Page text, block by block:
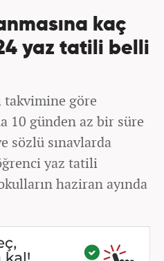
kaç
yaz tatili belli
takvimine göre
10 günden az bir süre
sözlü sınavlarda
yaz tatili
haziran ayında